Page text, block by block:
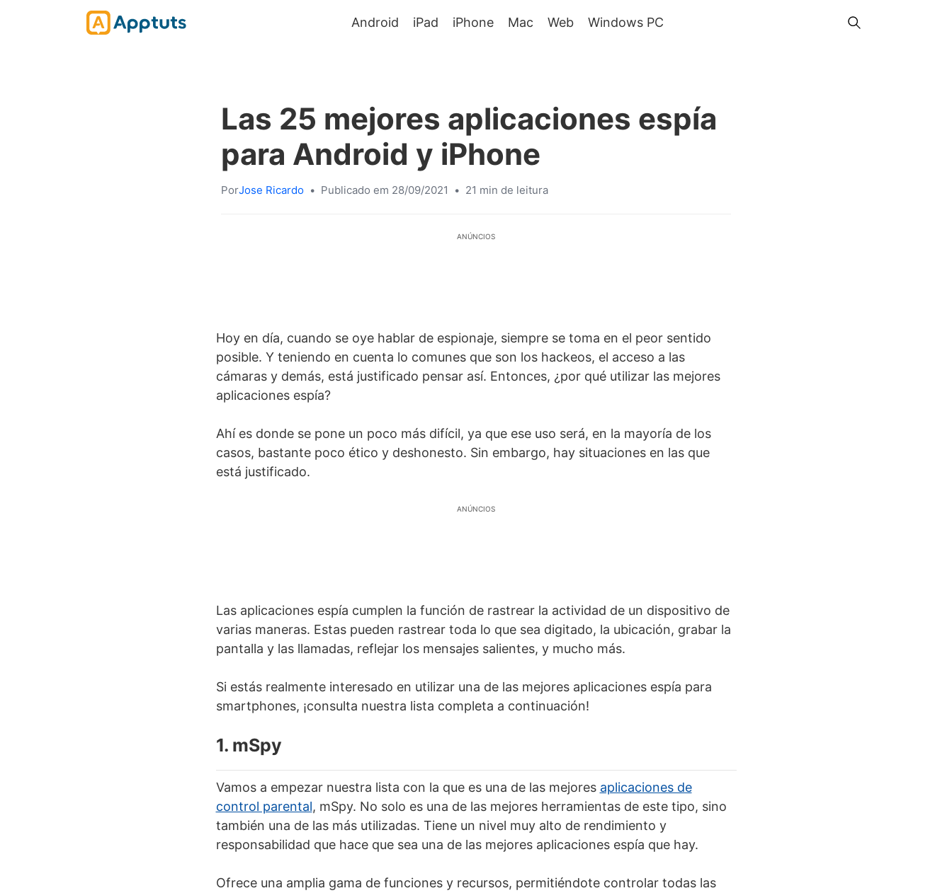
Android iPad iPhone Mac Web Windows PC
Las 25 mejores aplicaciones espía
para Android y iPhone
PorJose Ricardo • Publicado em 28/09/2021 • 21 min de leitura
ANÚNCIOS
Hoy en día, cuando se oye hablar de espionaje, siempre se toma en el peor sentido
posible. Y teniendo en cuenta lo comunes que son los hackeos, el acceso a las
cámaras y demás, está justificado pensar así. Entonces, ¿por qué utilizar las mejores
aplicaciones espía?
Ahí es donde se pone un poco más difícil, ya que ese uso será, en la mayoría de los
casos, bastante poco ético y deshonesto. Sin embargo, hay situaciones en las que
está justificado.
ANÚNCIOS
Las aplicaciones espía cumplen la función de rastrear la actividad de un dispositivo de
varias maneras. Estas pueden rastrear toda lo que sea digitado, la ubicación, grabar la
pantalla y las llamadas, reflejar los mensajes salientes, y mucho más.
Si estás realmente interesado en utilizar una de las mejores aplicaciones espía para
smartphones, ¡consulta nuestra lista completa a continuación!
1. mSpy
Vamos a empezar nuestra lista con la que es una de las mejores aplicaciones de
control parental, mSpy. No solo es una de las mejores herramientas de este tipo, sino
también una de las más utilizadas. Tiene un nivel muy alto de rendimiento y
responsabilidad que hace que sea una de las mejores aplicaciones espía que hay.
Ofrece una amplia gama de funciones y recursos, permitiéndote controlar todas las